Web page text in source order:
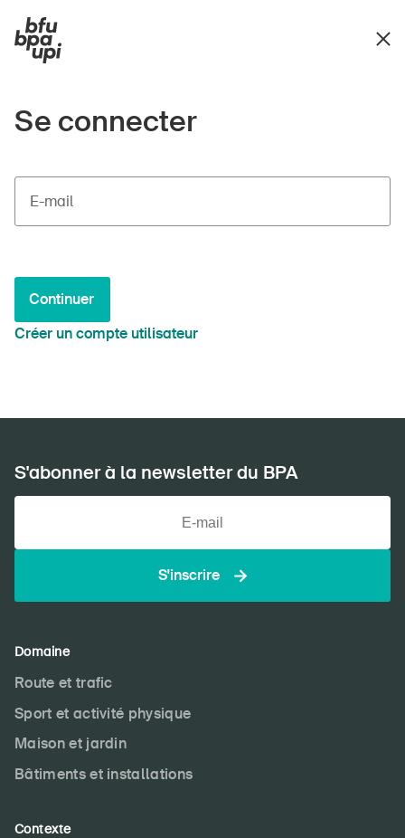
Se connecter
E-mail
Continuer
Créer un compte utilisateur
S'abonner à la newsletter du BPA
S'inscrire
Domaine
Route et trafic
Sport et activité physique
Maison et jardin
Bâtiments et installations
Contexte